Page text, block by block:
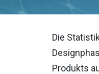
Die
Produkts